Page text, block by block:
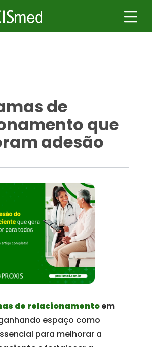
de
que
adesão
de relacionamentoem
espaço como
para melhorar a